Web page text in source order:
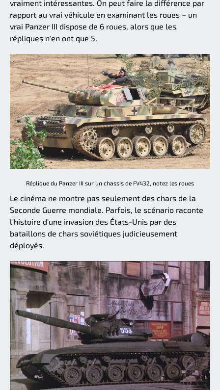
vraiment intéressantes. On peut faire la différence par
rapport au vrai véhicule en examinant les roues – un
vrai Panzer III dispose de 6 roues, alors que les
répliques n'en ont que 5.
Réplique du Panzer III sur un chassis de FV432, notez les roues
Le cinéma ne montre pas seulement des chars de la
Seconde Guerre mondiale. Parfois, le scénario raconte
l'histoire d'une invasion des États-Unis par des
bataillons de chars soviétiques judicieusement
déployés.